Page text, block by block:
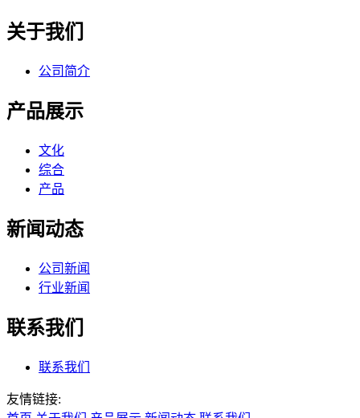
关于我们
公司简介
产品展示
文化
综合
产品
新闻动态
公司新闻
行业新闻
联系我们
联系我们
友情链接: